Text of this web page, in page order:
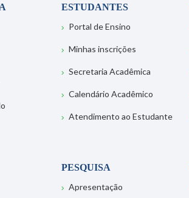
ESTUDANTES
Portal de Ensino
Minhas inscrições
Secretaria Acadêmica
Calendário Acadêmico
Atendimento ao Estudante
PESQUISA
Apresentação